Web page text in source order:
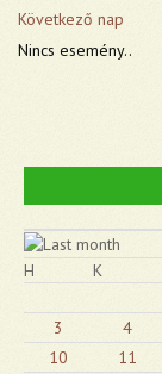
Következő nap
Nincs esemény..
H
K
3
4
10
11